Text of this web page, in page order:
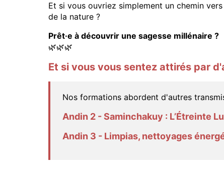
Et si vous ouvriez simplement un chemin
de la nature ?
Prêt·e à découvrir une sagesse millénaire ?
🌿🌿🌿
Et si vous vous sentez attirés par
Nos formations abordent d'autres
Andin 2 - Saminchakuy : L’Étreinte
Andin 3 - Limpias, nettoyages